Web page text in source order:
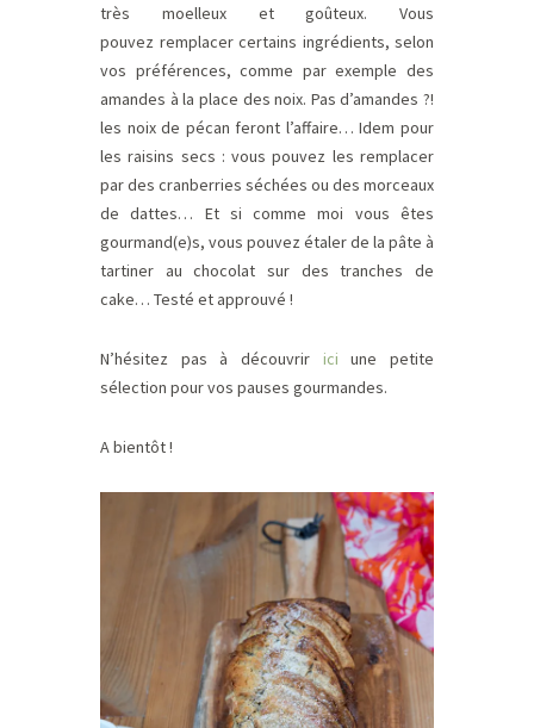
très moelleux et goûteux. Vous
pouvez remplacer certains ingrédients, selon
vos préférences, comme par exemple des
amandes à la place des noix. Pas d’amandes ?!
les noix de pécan feront l’affaire… Idem pour
les raisins secs : vous pouvez les remplacer
par des cranberries séchées ou des morceaux
de dattes… Et si comme moi vous êtes
gourmand(e)s, vous pouvez étaler de la pâte à
tartiner au chocolat sur des tranches de
cake… Testé et approuvé !
N’hésitez pas à découvrir ici une petite
sélection pour vos pauses gourmandes.
A bientôt !